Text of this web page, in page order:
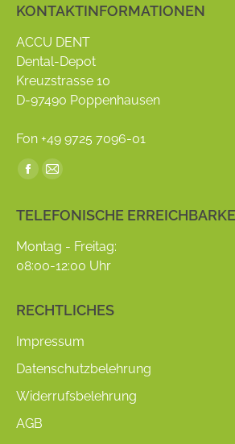
KONTAKTINFORMATIONEN
ACCU DENT
Dental-Depot
Kreuzstrasse 10
D-97490 Poppenhausen
Fon +49 9725 7096-01
Find us on:
Facebook
opens
in
new
Mail
opens
in
new
TELEFONISCHE
Montag - Freitag:
08:00-12:00 Uhr
RECHTLICHES
Impressum
Datenschutzbelehrung
Widerrufsbelehrung
AGB